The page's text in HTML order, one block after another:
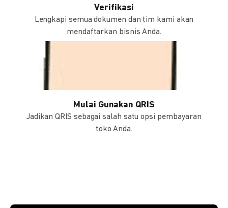
Verifikasi
Lengkapi semua dokumen dan tim kami akan
mendaftarkan bisnis Anda.
Mulai Gunakan QRIS
Jadikan QRIS sebagai salah satu opsi pembayaran
toko Anda.